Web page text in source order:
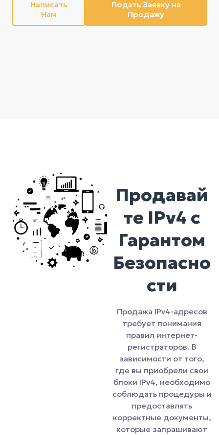
Написать
Нам
Подать Заявку на
Продажу
Продавай
те IPv4 с
Гарантом
Безопасно
сти
Продажа IPv4-адресов
требует понимания
правил интернет-
регистраторов. В
зависимости от того,
где вы приобрели свои
блоки IPv4, необходимо
соблюдать процедуры и
предоставлять
корректные документы,
которые запрашивают